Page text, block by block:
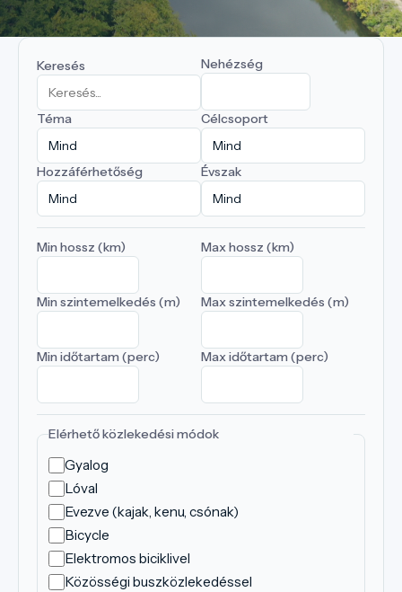
Keresés Nehézség
Téma Célcsoport
Hozzáférhetőség Évszak
Min hossz (km) Max hossz (km)
Min szintemelkedés (m) Max szintemelkedés (m)
Min időtartam (perc) Max időtartam (perc)
Elérhető közlekedési módok
Gyalog
Lóval
Evezve (kajak, kenu, csónak)
Bicycle
Elektromos biciklivel
Közösségi buszközlekedéssel